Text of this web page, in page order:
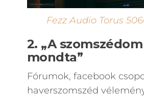
Fezz Audio Torus
2. „A szomszédom
mondta”
Fórumok, facebook
haverszomszéd